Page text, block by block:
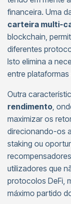
financeira. Uma
carteira multi-
blockchain,
diferentes
Isto elimina a
entre plataformas
Outra
rendimento,
maximizar os
direcionando-os
staking ou
utilizadores que
protocolos DeFi,
máximo partido